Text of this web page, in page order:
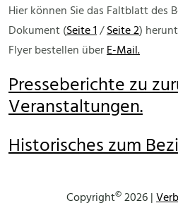
Hier können Sie das Faltblatt des
Dokument (Seite 1/Seite 2)
Flyer bestellen überE-Mail.
Presseberichte zu
Veranstaltungen.
Historisches zum
Copyright© 2026 |